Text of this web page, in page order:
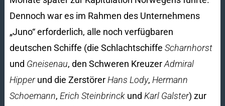
Dennoch war es im Rahmen des Unternehmens
„Juno“ erforderlich, alle noch verfügbaren
deutschen Schiffe (die Schlachtschiffe Scharnhorst
und Gneisenau, den Schweren KreuzerAdmiral
Hipperund die Zerstörer Hans Lody, Hermann
Schoemann, Erich Steinbrinckund Karl Galster) zur